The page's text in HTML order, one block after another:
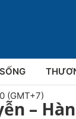
(GMT+7)
–